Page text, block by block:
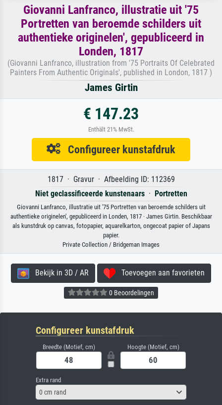
Giovanni Lanfranco, illustratie uit '75
Portretten van beroemde schilders uit
authentieke originelen', gepubliceerd in
Londen, 1817
(Giovanni Lanfranco, illustration from '75 Portraits Of Celebrated
Painters From Authentic Originals', published in London, 1817 )
James Girtin
€ 147.23
Enthält 21% MwSt.
Configureer kunstafdruk
1817 · Gravur · Afbeelding ID: 112369
Niet geclassificeerde kunstenaars· Portretten
Giovanni Lanfranco, illustratie uit '75 Portretten van beroemde schilders uit
authentieke originelen', gepubliceerd in Londen, 1817 · James Girtin. Beschikbaar
als kunstdruk op canvas, fotopapier, aquarelkarton, ongecoat papier of Japans
papier.
Private Collection / Bridgeman Images
Bekijk in 3D / AR Toevoegen aan favorieten
0 Beoordelingen
Configureer kunstafdruk
Breedte (Motief, cm) Hoogte (Motief, cm)
Extra rand
0 cm rand